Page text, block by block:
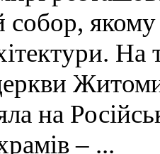
собор,
На
на
– ...